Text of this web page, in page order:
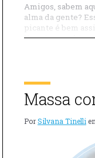
Amigos, sabem
alma da gente?
picante é bem
linguiça
brócolis, então
Massa
PorSilvana Tinelli